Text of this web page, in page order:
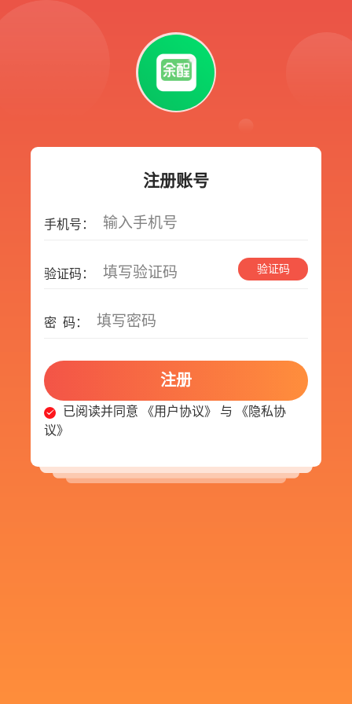
注册账号
手机号： 输入手机号
验证码： 填写验证码 验证码
密 码： 填写密码
注册
已阅读并同意 《用户协议》 与
《隐私协
议》